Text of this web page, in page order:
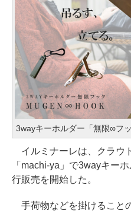
3wayキーホルダー「無限∞フッ
イルミナーレは、クラウ
「machi-ya」で3wayキー
行販売を開始した。
手荷物などを掛けること